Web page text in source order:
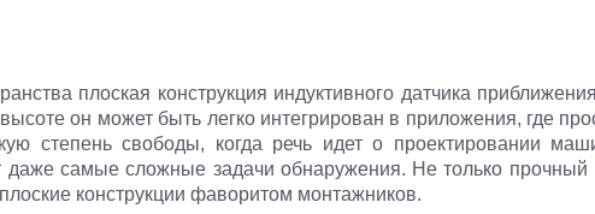
плоская конструкция индуктивного датчика
он может быть легко интегрирован в приложения, где
степень свободы, когда речь идет о проектировании
самые сложные задачи обнаружения. Не только прочный
конструкции фаворитом монтажников.